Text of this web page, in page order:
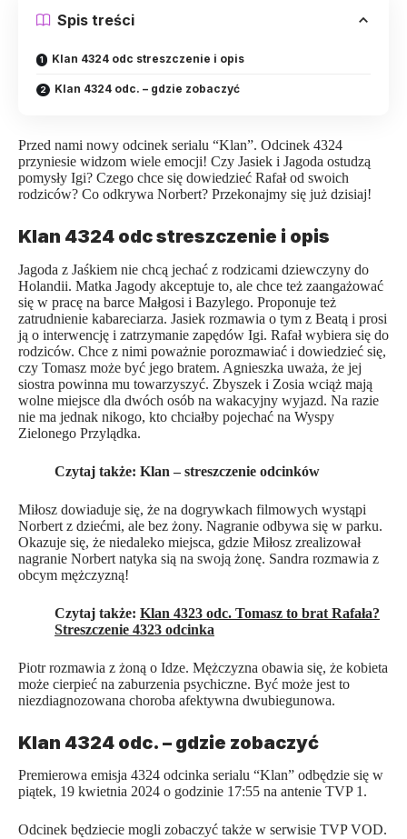
Spis treści
Klan 4324 odc streszczenie i opis
Klan 4324 odc. – gdzie zobaczyć
Przed nami nowy odcinek serialu “Klan”. Odcinek 4324
przyniesie widzom wiele emocji! Czy Jasiek i Jagoda ostudzą
pomysły Igi? Czego chce się dowiedzieć Rafał od swoich
rodziców? Co odkrywa Norbert? Przekonajmy się już dzisiaj!
Klan 4324 odc streszczenie i opis
Jagoda z Jaśkiem nie chcą jechać z rodzicami dziewczyny do
Holandii. Matka Jagody akceptuje to, ale chce też zaangażować
się w pracę na barce Małgosi i Bazylego. Proponuje też
zatrudnienie kabareciarza. Jasiek rozmawia o tym z Beatą i prosi
ją o interwencję i zatrzymanie zapędów Igi. Rafał wybiera się do
rodziców. Chce z nimi poważnie porozmawiać i dowiedzieć się,
czy Tomasz może być jego bratem. Agnieszka uważa, że jej
siostra powinna mu towarzyszyć. Zbyszek i Zosia wciąż mają
wolne miejsce dla dwóch osób na wakacyjny wyjazd. Na razie
nie ma jednak nikogo, kto chciałby pojechać na Wyspy
Zielonego Przylądka.
Czytaj także: Klan – streszczenie odcinków
Miłosz dowiaduje się, że na dogrywkach filmowych wystąpi
Norbert z dziećmi, ale bez żony. Nagranie odbywa się w parku.
Okazuje się, że niedaleko miejsca, gdzie Miłosz zrealizował
nagranie Norbert natyka sią na swoją żonę. Sandra rozmawia z
obcym mężczyzną!
Czytaj także: Klan 4323 odc. Tomasz to brat Rafała?
Streszczenie 4323 odcinka
Piotr rozmawia z żoną o Idze. Mężczyzna obawia się, że kobieta
może cierpieć na zaburzenia psychiczne. Być może jest to
niezdiagnozowana choroba afektywna dwubiegunowa.
Klan 4324 odc. – gdzie zobaczyć
Premierowa emisja 4324 odcinka serialu “Klan” odbędzie się w
piątek, 19 kwietnia 2024 o godzinie 17:55 na antenie TVP 1.
Odcinek będziecie mogli zobaczyć także w serwisie TVP VOD.